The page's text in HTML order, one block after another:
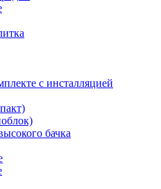
с инсталляцией
бачка